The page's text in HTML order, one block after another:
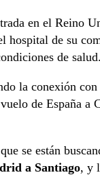
en el Reino
hospital de su
de salud.
la conexión
de España a
se están
a Santiago, y